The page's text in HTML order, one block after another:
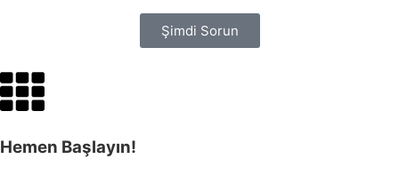
Şimdi Sorun
Hemen Başlayın!